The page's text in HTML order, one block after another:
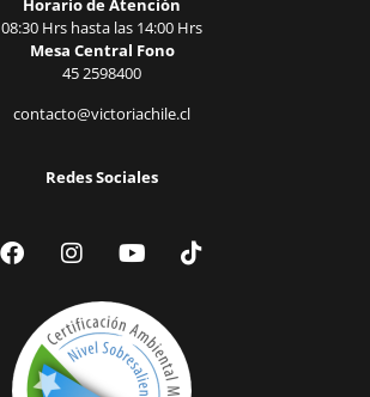
Horario de Atención
08:30 Hrs hasta las 14:00 Hrs
Mesa Central Fono
45 2598400
contacto@victoriachile.cl
Redes Sociales